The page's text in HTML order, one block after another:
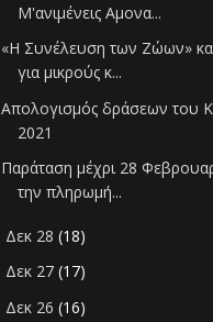
Μ'ανιμένεις Αμονα...
«Η Συνέλευση των Ζώων»
για μικρούς κ...
Απολογισμός δράσεων του
2021
Παράταση μέχρι 28
την πληρωμή...
Δεκ 28(18)
Δεκ 27(17)
Δεκ 26(16)